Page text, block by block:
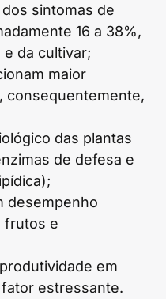
sintomas de
16 a 38%,
da cultivar;
maior
consequentemente,
das plantas
de defesa e
desempenho
frutos e
em
estressante.